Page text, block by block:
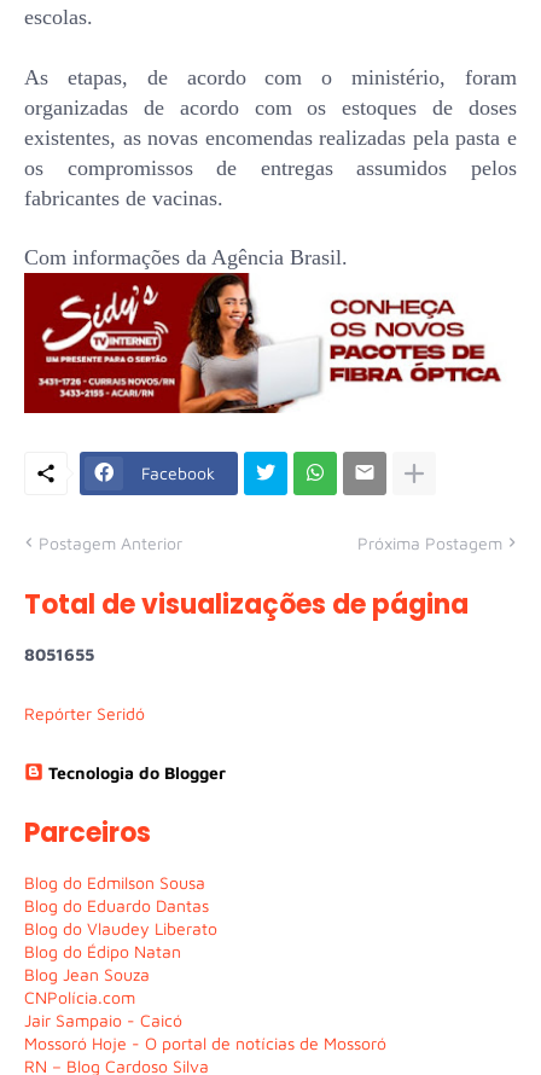
escolas.
As etapas, de acordo com o ministério, foram
organizadas de acordo com os estoques de doses
existentes, as novas encomendas realizadas pela pasta e
os compromissos de entregas assumidos pelos
fabricantes de vacinas.
Com informações da Agência Brasil.
Facebook
Postagem Anterior Próxima Postagem
Total de visualizações de página
8051655
Repórter Seridó
Tecnologia do Blogger
Parceiros
Blog do Edmilson Sousa
Blog do Eduardo Dantas
Blog do Vlaudey Liberato
Blog do Édipo Natan
Blog Jean Souza
CNPolícia.com
Jair Sampaio - Caicó
Mossoró Hoje - O portal de notícias de Mossoró
RN – Blog Cardoso Silva